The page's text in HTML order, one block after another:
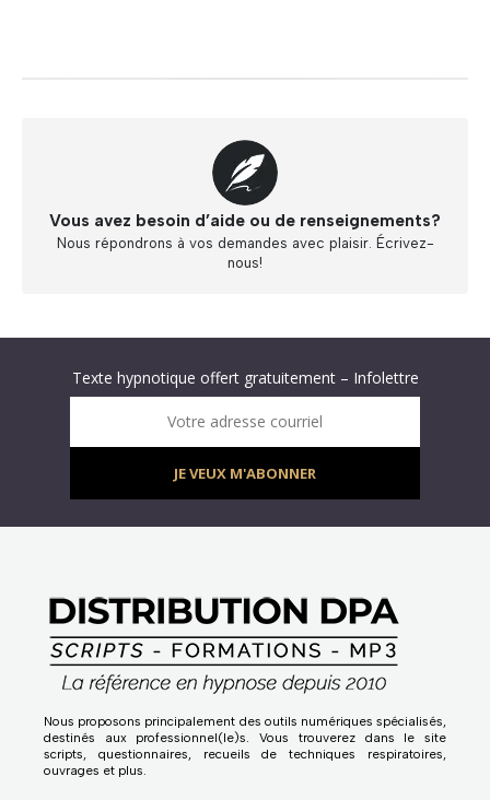
Vous avez besoin d’aide ou de renseignements?
Nous répondrons à vos demandes avec plaisir. Écrivez-
nous!
Texte hypnotique offert gratuitement – Infolettre
Infolettre : obtenez un MP3 d’hypnose gratuit !
Votre adresse courriel
JE VEUX M'ABONNER
Nous proposons principalement des outils numériques spécialisés,
destinés aux professionnel(le)s. Vous trouverez dans le site
scripts, questionnaires, recueils de techniques respiratoires,
ouvrages et plus.